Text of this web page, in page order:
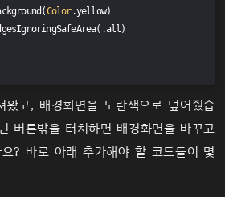
Color.yellow)
왔고, 배경화면을 노란색으로 덮어줬습
버튼밖을 터치하면 배경화면을 바꾸고
? 바로 아래 추가해야 할 코드들이 몇